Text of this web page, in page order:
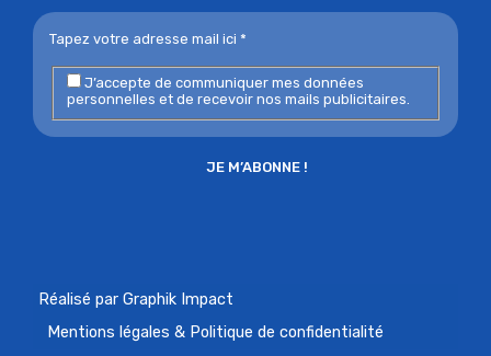
J’accepte de communiquer mes données
personnelles et de recevoir nos mails publicitaires.
Réalisé par Graphik Impact
Mentions légales & Politique de confidentialité